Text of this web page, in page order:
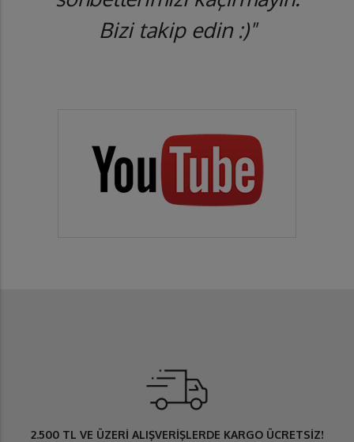
Bizi takip edin :)"
2.500 TL VE ÜZERİ ALIŞVERİŞLERDE KARGO ÜCRETSİZ!